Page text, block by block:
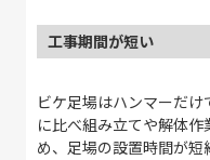
工事期間が短い
ビケ足場はハンマーだ
に比べ組み立てや解体
め、足場の設置時間が